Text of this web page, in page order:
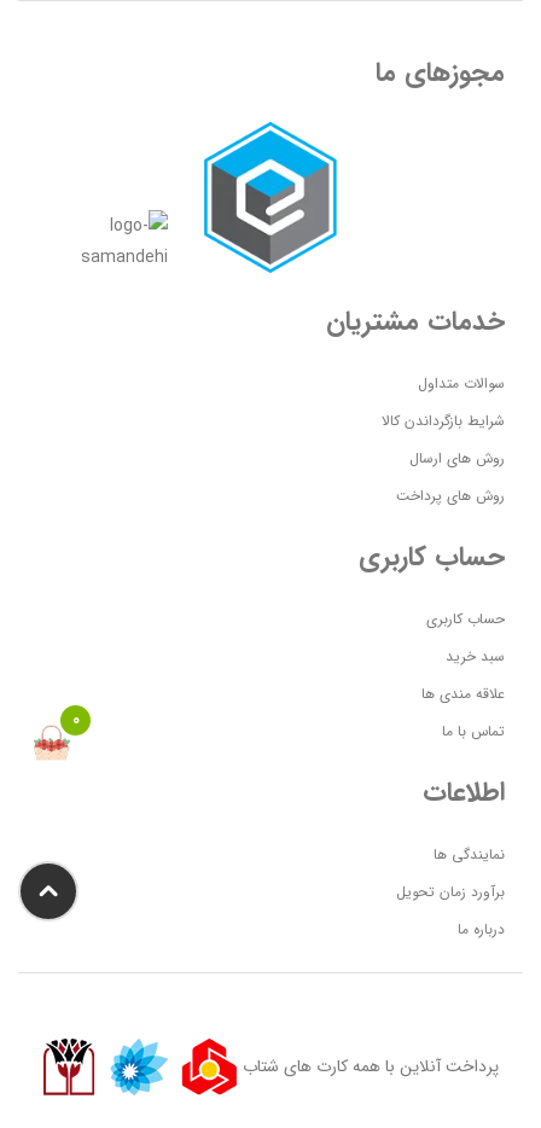
مجوزهای ما
خدمات مشتریان
سوالات متداول
شرایط بازگرداندن کالا
روش های ارسال
روش های پرداخت
حساب کاربری
حساب کاربری
سبد خرید
علاقه مندی ها
تماس با ما
اطلاعات
نمایندگی ها
برآورد زمان تحویل
درباره ما
پرداخت آنلاین با همه کارت های شتاب
0